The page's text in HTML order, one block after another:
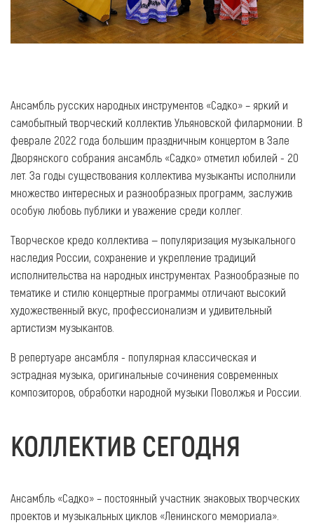
Ансамбль русских народных инструментов «Садко» – яркий и
самобытный творческий коллектив Ульяновской филармонии. В
феврале 2022 года большим праздничным концертом в Зале
Дворянского собрания ансамбль «Садко» отметил юбилей - 20
лет. За годы существования коллектива музыканты исполнили
множество интересных и разнообразных программ, заслужив
особую любовь публики и уважение среди коллег.
Творческое кредо коллектива — популяризация музыкального
наследия России, сохранение и укрепление традиций
исполнительства на народных инструментах. Разнообразные по
тематике и стилю концертные программы отличают высокий
художественный вкус, профессионализм и удивительный
артистизм музыкантов.
В репертуаре ансамбля - популярная классическая и
эстрадная музыка, оригинальные сочинения современных
композиторов, обработки народной музыки Поволжья и России.
КОЛЛЕКТИВ СЕГОДНЯ
Ансамбль «Садко» – постоянный участник знаковых творческих
проектов и музыкальных циклов «Ленинского мемориала».